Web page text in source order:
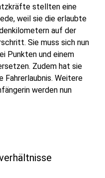
stellten eine
weil sie die erlaubte
auf der
Sie muss sich nun
Punkten und einem
Zudem hat sie
Fahrerlaubnis. Weitere
werden nun